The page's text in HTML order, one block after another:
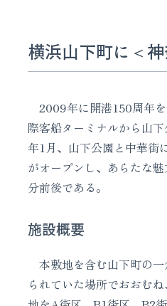
横浜山下町に＜
2009年に開港150周年
際客船ターミナルから山
年1月、山下公園と中華街
がオープンし、あらたな
分前後である。
施設概要
本敷地を含む山下町の
られていた場所でおおむ